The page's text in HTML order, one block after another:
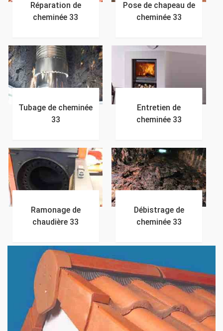
Réparation de
cheminée 33
Pose de chapeau de
cheminée 33
Tubage de cheminée
33
Entretien de
cheminée 33
Ramonage de
chaudière 33
Débistrage de
cheminée 33